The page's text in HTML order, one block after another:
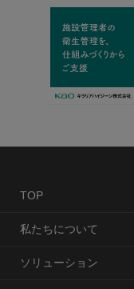
TOP
私たちについて
ソリューション